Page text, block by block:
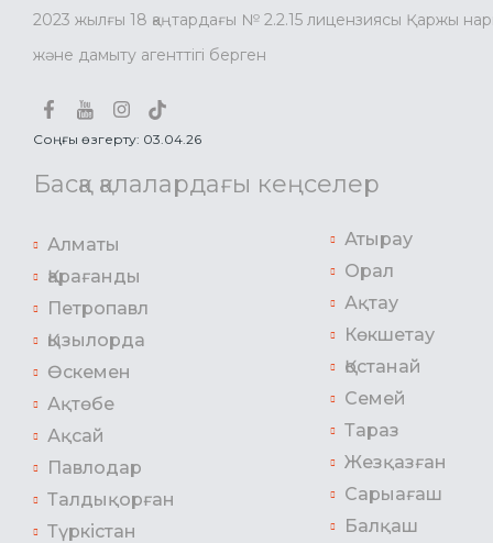
2023 жылғы 18 қаңтардағы № 2.2.15 лицензиясы Қаржы
және дамыту агенттігі берген
Соңғы өзгерту: 03.04.26
Басқа қалалардағы кеңселер
Алматы
Қарағанды
Петропавл
Қызылорда
Өскемен
Ақтөбе
Ақсай
Павлодар
Талдықорған
Түркістан
Атырау
Орал
Ақтау
Көкшетау
Қостанай
Семей
Тараз
Жезқазған
Сарыағаш
Балқаш